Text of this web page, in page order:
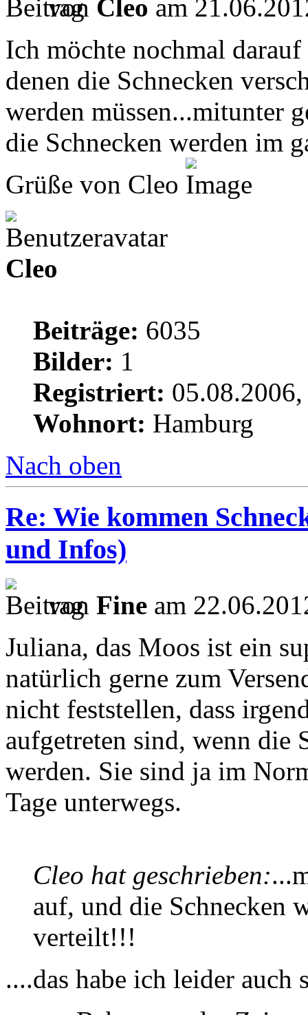
von Cleo am
Ich möchte nochmal
denen die Schnecken
werden müssen...mitunter
die Schnecken werden im
Grüße von Cleo
Cleo
Beiträge: 6035
Bilder: 1
Registriert:
Wohnort: Hamburg
Nach oben
Re: Wie kommen
und Infos)
von Fine am
Juliana, das Moos ist ein
natürlich gerne zum
nicht feststellen, dass
aufgetreten sind, wenn die
werden. Sie sind ja im
Tage unterwegs.
Cleo hat geschrieben:
auf, und die Schnecken
verteilt!!!
....das habe ich leider auch